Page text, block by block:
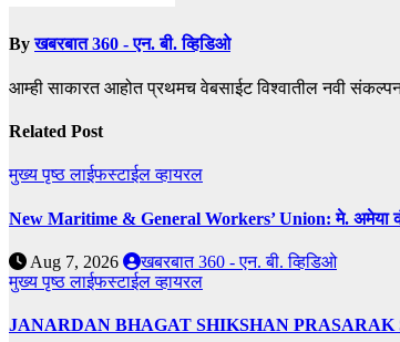
Byखबरबात 360 - एन. बी. व्हिडिओ
आम्ही साकारत आहोत प्रथमच वेबसाईट विश्वातील नवी
Related Post
मुख्य पृष्ठलाईफस्टाईलव्हायरल
New Maritime & General Workers’ Union: मे. अमेया
Aug 7, 2026
खबरबात 360 - एन. बी. व्हिडिओ
मुख्य पृष्ठलाईफस्टाईलव्हायरल
JANARDAN BHAGAT SHIKSHAN PRASARAK